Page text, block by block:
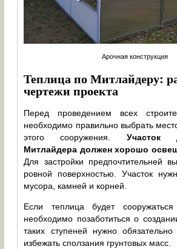
Арочная конструкция
Теплица по Митлайдеру:
чертежи проекта
Перед проведением всех
необходимо правильно выбрать
этого сооружения. Участок
Митлайдера должен хорошо
Для застройки предпочтительней
ровной поверхностью. Участок
мусора, камней и корней.
Если теплица будет
необходимо позаботиться о
таких ступеней нужно
избежать сползания грунтовых масс.